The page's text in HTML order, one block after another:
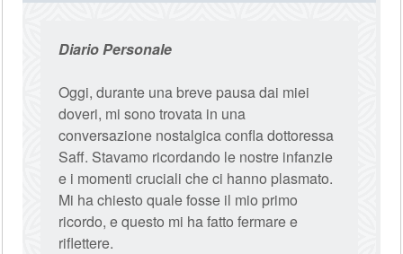
Diario Personale
Oggi, durante una breve pausa dai miei
doveri, mi sono trovata in una
conversazione nostalgica confla dottoressa
Saff. Stavamo ricordando le nostre infanzie
e i momenti cruciali che ci hanno plasmato.
Mi ha chiesto quale fosse il mio primo
ricordo, e questo mi ha fatto fermare e
riflettere.